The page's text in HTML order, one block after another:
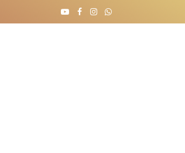
YouTube
Facebook
Instagram
WhatsApp